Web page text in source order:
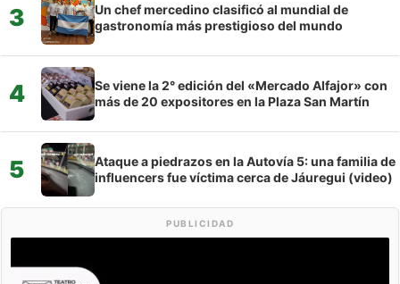
3
Un chef mercedino clasificó al mundial de
gastronomía más prestigioso del mundo
4
Se viene la 2° edición del «Mercado Alfajor» con
más de 20 expositores en la Plaza San Martín
5
Ataque a piedrazos en la Autovía 5: una familia de
influencers fue víctima cerca de Jáuregui (video)
PUBLICIDAD